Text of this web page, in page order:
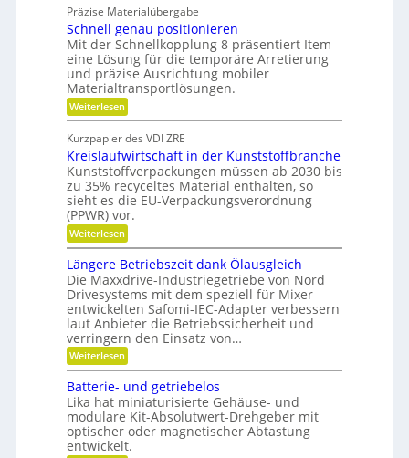
g
e
s
c
h
l
i
f
e
n
s
c
h
e
r
B
e
d
i
e
n
k
n
a
u
f
m
i
t
s
e
c
h
s
F
r
r
t
u
n
g
s
f
r
e
e
s
H
y
b
r
i
d
-
K
u
g
e
l
l
a
g
e
r
Präzise Materialübergabe
Schnell genau positionieren
Mit der Schnellkopplung 8 präsentiert Item
eine Lösung für die temporäre Arretierung
und präzise Ausrichtung mobiler
Materialtransportlösungen.
Weiterlesen:
S
h
n
e
l
l
g
e
n
a
u
p
o
s
i
t
i
o
n
i
e
r
e
n
Kurzpapier des VDI ZRE
Kreislaufwirtschaft in der Kunststoffbranche
Kunststoffverpackungen müssen ab 2030 bis
zu 35% recyceltes Material enthalten, so
sieht es die EU-Verpackungsverordnung
(PPWR) vor.
Weiterlesen:
K
r
e
i
s
l
a
u
f
w
i
r
t
s
c
h
a
Längere Betriebszeit dank Ölausgleich
Die Maxxdrive-Industriegetriebe von Nord
Drivesystems mit dem speziell für Mixer
entwickelten Safomi-IEC-Adapter verbessern
laut Anbieter die Betriebssicherheit und
verringern den Einsatz von…
Weiterlesen:
L
n
g
e
r
e
Batterie- und getriebelos
Lika hat miniaturisierte Gehäuse- und
modulare Kit-Absolutwert-Drehgeber mit
optischer oder magnetischer Abtastung
entwickelt.